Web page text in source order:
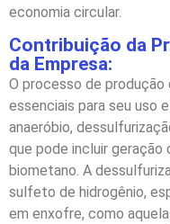
economia circular.
Contribuição da
da Empresa:
O processo de produção
essenciais para seu uso
anaeróbio,
que pode incluir geração
biometano. A
sulfeto de hidrogênio,
em enxofre, como